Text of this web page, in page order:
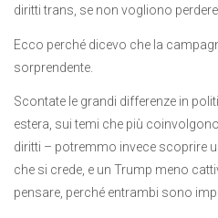
diritti trans, se non vogliono perdere
Ecco perché dicevo che la
sorprendente.
Scontate le grandi differenze in
estera, sui temi che più
diritti – potremmo invece scoprire
che si crede, e un Trump meno
pensare, perché entrambi sono